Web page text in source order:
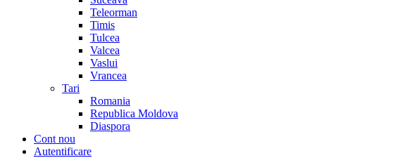
Teleorman
Timis
Tulcea
Valcea
Vaslui
Vrancea
Tari
Romania
Republica Moldova
Diaspora
Cont nou
Autentificare